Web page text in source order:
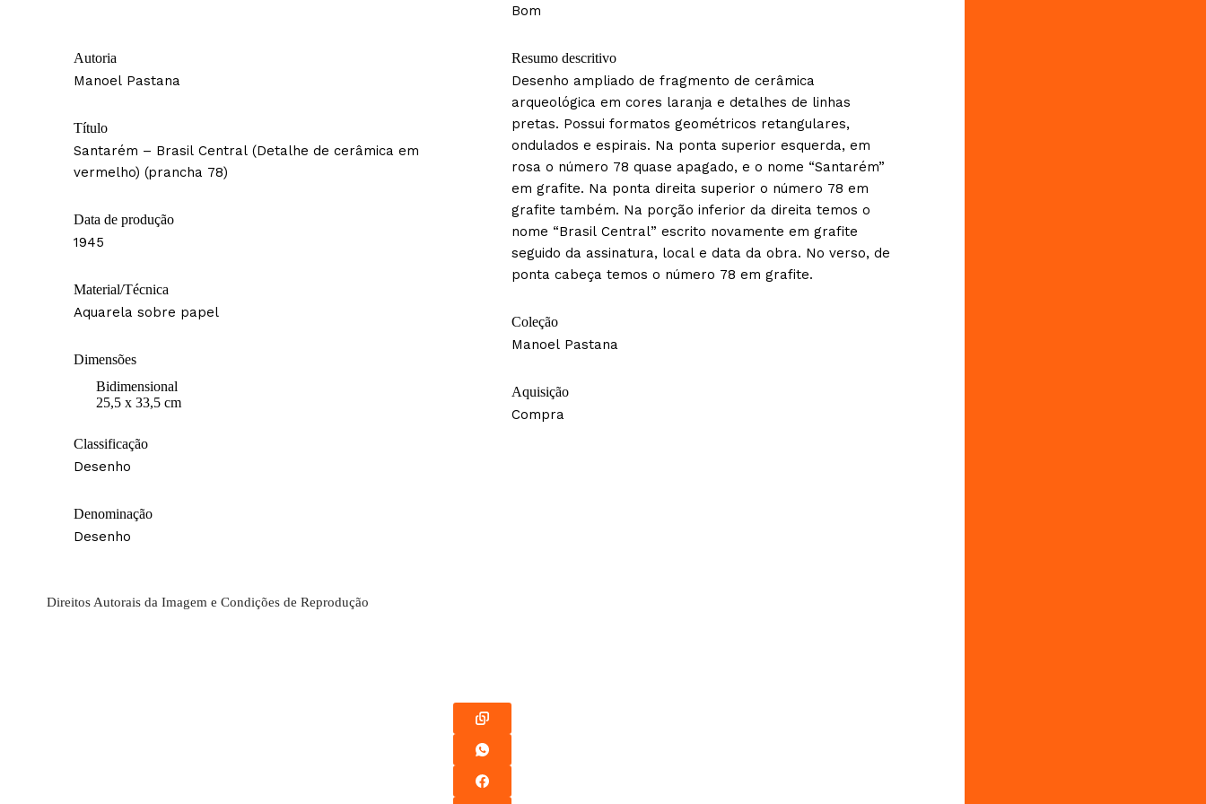
Autoria
Manoel Pastana
Título
Santarém – Brasil Central (Detalhe de cerâmica em
vermelho) (prancha 78)
Data de produção
1945
Material/Técnica
Aquarela sobre papel
Dimensões
Bidimensional
25,5 x 33,5 cm
Classificação
Desenho
Denominação
Desenho
Bom
Resumo descritivo
Desenho ampliado de fragmento de cerâmica
arqueológica em cores laranja e detalhes de linhas
pretas. Possui formatos geométricos retangulares,
ondulados e espirais. Na ponta superior esquerda, em
rosa o número 78 quase apagado, e o nome “Santarém”
em grafite. Na ponta direita superior o número 78 em
grafite também. Na porção inferior da direita temos o
nome “Brasil Central” escrito novamente em grafite
seguido da assinatura, local e data da obra. No verso, de
ponta cabeça temos o número 78 em grafite.
Coleção
Manoel Pastana
Aquisição
Compra
Direitos Autorais da Imagem e Condições de Reprodução